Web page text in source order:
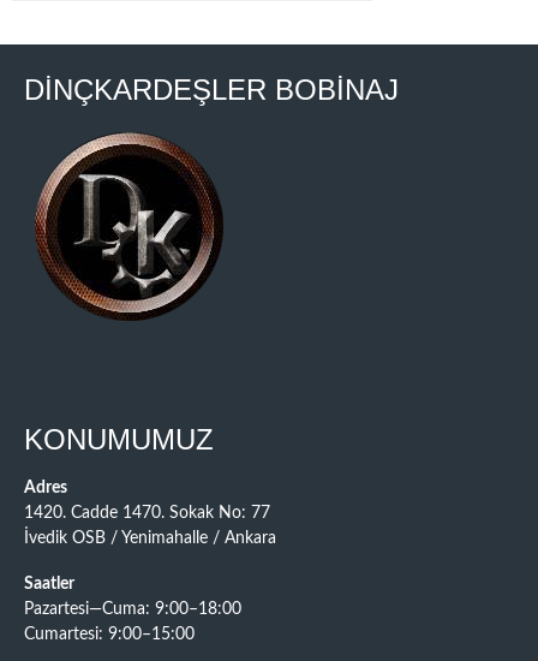
DİNÇKARDEŞLER BOBİNAJ
KONUMUMUZ
Adres
1420. Cadde 1470. Sokak No: 77
İvedik OSB / Yenimahalle / Ankara
Saatler
Pazartesi—Cuma: 9:00–18:00
Cumartesi: 9:00–15:00